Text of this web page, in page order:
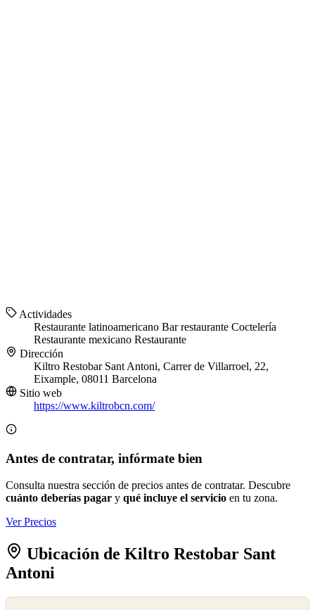
Actividades
Restaurante latinoamericano Bar restaurante Coctelería
Restaurante mexicano Restaurante
Dirección
Kiltro Restobar Sant Antoni, Carrer de Villarroel, 22,
Eixample, 08011 Barcelona
Sitio web
https://www.kiltrobcn.com/
Antes de contratar, infórmate bien
Consulta nuestra sección de precios antes de contratar. Descubre
cuánto deberías pagar y qué incluye el servicio en tu zona.
Ver Precios
Ubicación de Kiltro Restobar Sant
Antoni